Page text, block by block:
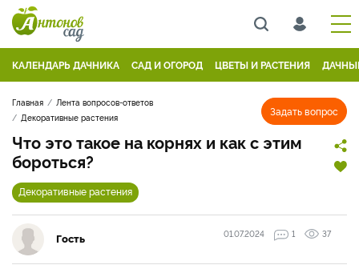
КАЛЕНДАРЬ ДАЧНИКА САД И ОГОРОД ЦВЕТЫ И РАСТЕНИЯ
Задать вопрос
Главная
Лента вопросов-ответов
Декоративные растения
Что это такое на корнях и как с этим
бороться?
Декоративные растения
Гость 01.07.2024 1 37